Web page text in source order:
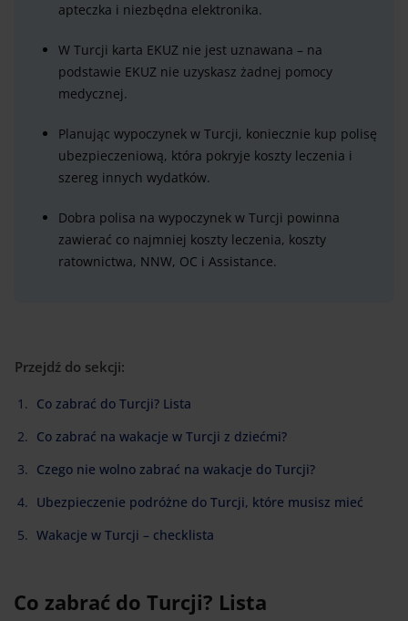
apteczka i niezbędna elektronika.
W Turcji karta EKUZ nie jest uznawana – na
podstawie EKUZ nie uzyskasz żadnej pomocy
medycznej.
Planując wypoczynek w Turcji, koniecznie kup polisę
ubezpieczeniową, która pokryje koszty leczenia i
szereg innych wydatków.
Dobra polisa na wypoczynek w Turcji powinna
zawierać co najmniej koszty leczenia, koszty
ratownictwa, NNW, OC i Assistance.
Przejdź do sekcji:
Co zabrać do Turcji? Lista
Co zabrać na wakacje w Turcji z dziećmi?
Czego nie wolno zabrać na wakacje do Turcji?
Ubezpieczenie podróżne do Turcji, które musisz mieć
Wakacje w Turcji – checklista
Co zabrać do Turcji? Lista